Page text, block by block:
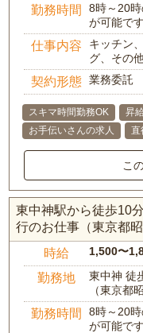
勤務時間
8時～20
が可能で
仕事内容
キッチン
グ、その
契約形態 業務委託
スキマ時間勤務OK 昇
お手伝いさんの求人
直
こ
東中神駅から徒歩10
行のお仕事（東京都昭
時給 1,500〜
勤務地
東中神 徒
（東京都
勤務時間
8時～20
が可能で